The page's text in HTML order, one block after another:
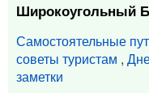
Широкоугольный
Самостоятельные
советы туристам ,
заметки